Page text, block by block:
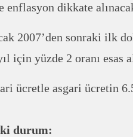
enflasyon dikkate
2007’den sonraki ilk
için yüzde 2 oranı esas
ücretle asgari ücretin
durum: